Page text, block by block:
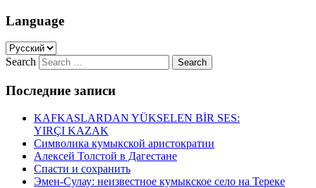
Language
Search
Последние записи
KAFKASLARDAN YÜKSELEN BİR SES:
YIRÇI KAZAK
Символика кумыкской аристократии
Алексей Толстой в Дагестане
Спасти и сохранить
Эмен-Сулау: неизвестное кумыкское село на Тереке